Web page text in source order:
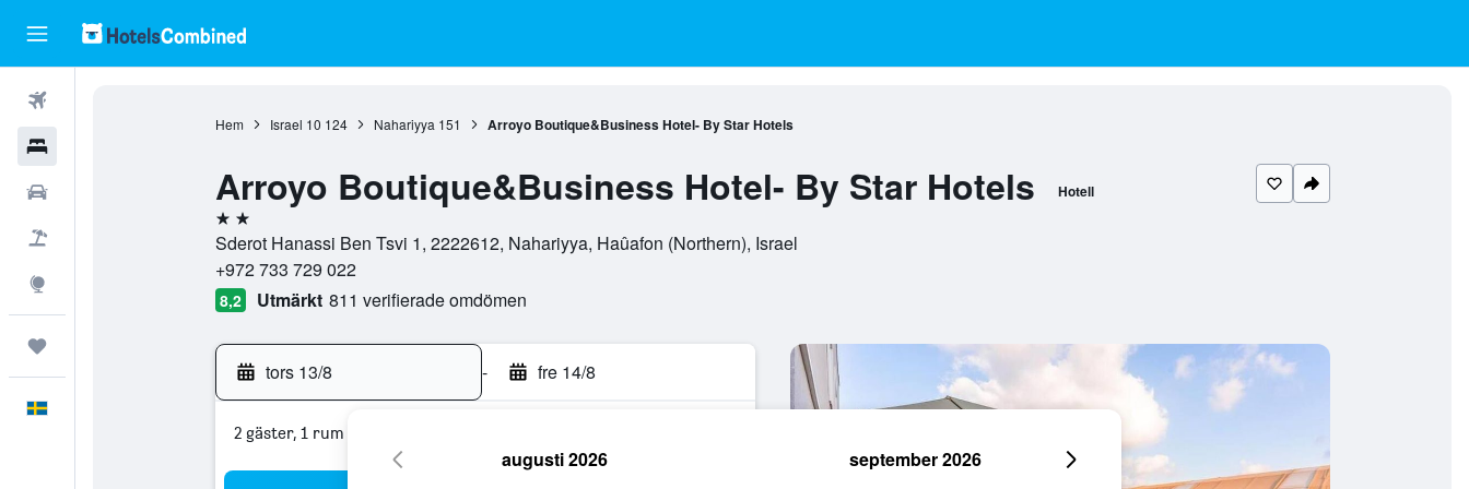
Hem Israel 10 124 Nahariyya 151 Arroyo Boutique&Business Hotel- By Star Hotels
Arroyo Boutique&Business Hotel- By Star Hotels Hotell
2 stjärnor
Sderot Hanassi Ben Tsvi 1, 2222612, Nahariyya, Haûafon (Northern), Israel
+972 733 729 022
8,2 Utmärkt 811 verifierade omdömen
tors 13/8 - fre 14/8
2 gäster, 1 rum
augusti 2026 september 2026